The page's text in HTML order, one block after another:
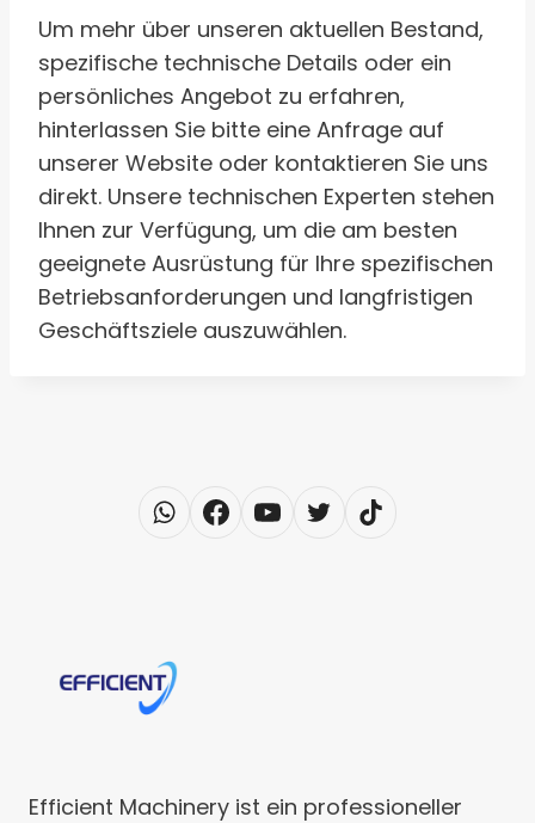
Um mehr über unseren aktuellen Bestand,
spezifische technische Details oder ein
persönliches Angebot zu erfahren,
hinterlassen Sie bitte eine Anfrage auf
unserer Website oder kontaktieren Sie uns
direkt. Unsere technischen Experten stehen
Ihnen zur Verfügung, um die am besten
geeignete Ausrüstung für Ihre spezifischen
Betriebsanforderungen und langfristigen
Geschäftsziele auszuwählen.
Efficient Machinery ist ein professioneller